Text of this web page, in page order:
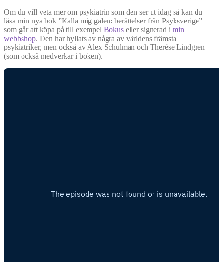
Om du vill veta mer om psykiatrin som den ser ut idag så kan du
läsa min nya bok ”Kalla mig galen: berättelser från Psyksverige”
som går att köpa på till exempel Bokus eller signerad i min
webbshop. Den har hyllats av några av världens främsta
psykiatriker, men också av Alex Schulman och Therése Lindgren
(som också medverkar i boken).